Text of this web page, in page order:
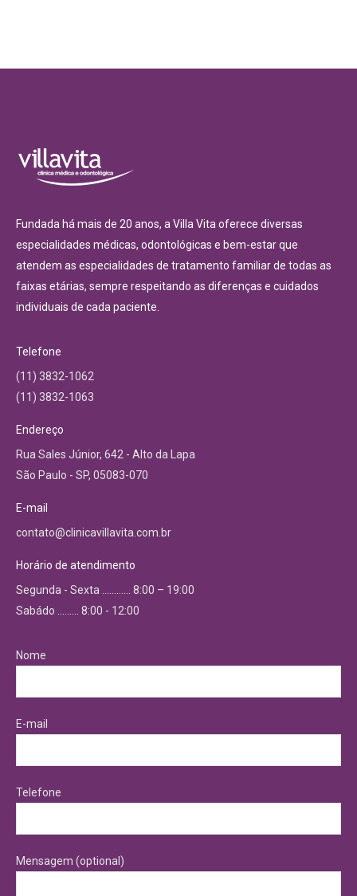
Fundada há mais de 20 anos, a Villa Vita oferece diversas
especialidades médicas, odontológicas e bem-estar que
atendem as especialidades de tratamento familiar de todas as
faixas etárias, sempre respeitando as diferenças e cuidados
individuais de cada paciente.
Telefone
(11) 3832-1062
(11) 3832-1063
Endereço
Rua Sales Júnior, 642 - Alto da Lapa
São Paulo - SP, 05083-070
E-mail
contato@clinicavillavita.com.br
Horário de atendimento
Segunda - Sexta ………… 8:00 – 19:00
Sabádo ……… 8:00 - 12:00
Nome
E-mail
Telefone
Mensagem (optional)